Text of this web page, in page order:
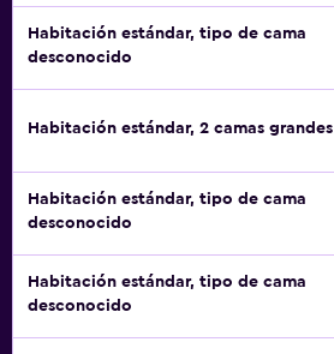
Habitación estándar, tipo de cama
desconocido
Habitación estándar, 2 camas grandes
Habitación estándar, tipo de cama
desconocido
Habitación estándar, tipo de cama
desconocido